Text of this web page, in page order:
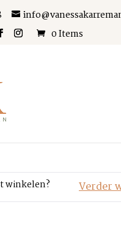
0 Items
Verder
winkelen?